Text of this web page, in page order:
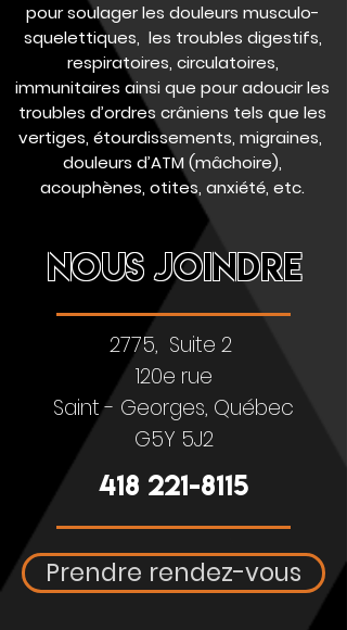
pour soulager les douleurs musculo-
squelettiques, les troubles digestifs,
respiratoires, circulatoires,
immunitaires ainsi que pour adoucir les
troubles d’ordres crâniens tels que les
vertiges, étourdissements, migraines,
douleurs d’ATM (mâchoire),
acouphènes, otites, anxiété, etc.
NOUS JOINDRE
2775, Suite 2
120e rue
Saint - Georges, Québec
G5Y 5J2
418 221-8115
Prendre rendez-vous